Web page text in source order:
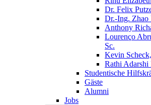
Dr. Felix
Dr.-Ing. Zhao
Anthony
Lourenço
Sc.
Kevin
Rathi Adarshi
Studentische
Gäste
Alumni
Jobs